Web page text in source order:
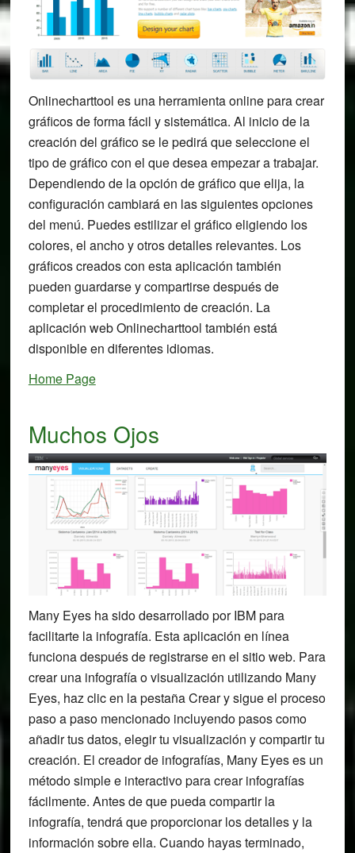
Onlinecharttool es una herramienta online para crear
gráficos de forma fácil y sistemática. Al inicio de la
creación del gráfico se le pedirá que seleccione el
tipo de gráfico con el que desea empezar a trabajar.
Dependiendo de la opción de gráfico que elija, la
configuración cambiará en las siguientes opciones
del menú. Puedes estilizar el gráfico eligiendo los
colores, el ancho y otros detalles relevantes. Los
gráficos creados con esta aplicación también
pueden guardarse y compartirse después de
completar el procedimiento de creación. La
aplicación web Onlinecharttool también está
disponible en diferentes idiomas.
Home Page
Muchos Ojos
Many Eyes ha sido desarrollado por IBM para
facilitarte la infografía. Esta aplicación en línea
funciona después de registrarse en el sitio web. Para
crear una infografía o visualización utilizando Many
Eyes, haz clic en la pestaña Crear y sigue el proceso
paso a paso mencionado incluyendo pasos como
añadir tus datos, elegir tu visualización y compartir tu
creación. El creador de infografías, Many Eyes es un
método simple e interactivo para crear infografías
fácilmente. Antes de que pueda compartir la
infografía, tendrá que proporcionar los detalles y la
información sobre ella. Cuando hayas terminado,